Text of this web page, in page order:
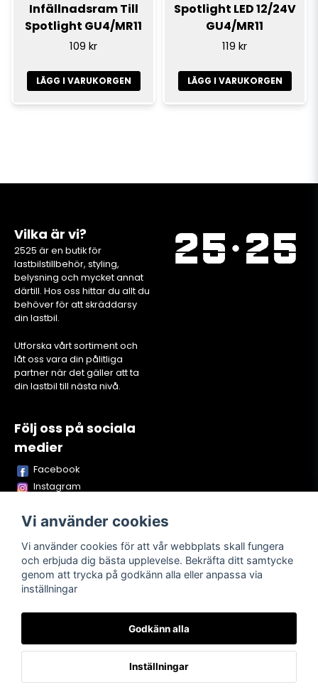
Infällnadsram Till
Spotlight GU4/MR11
109 kr
LÄGG I VARUKORGEN
Spotlight LED 12/24V
GU4/MR11
119 kr
LÄGG I VARUKORGEN
Vilka är vi?
2525 är en butik för
lastbilstillbehör, styling,
belysning och mycket annat
därtill. Hos oss hittar du allt du
behöver för att skräddarsy
din lastbil.
Utforska vårt sortiment och
låt oss vara din pålitliga
partner när det gäller att ta
din lastbil till nästa nivå.
Följ oss på sociala
medier
Facebook
Instagram
TikTok
Köpvillkor Kontakta oss Om oss
Vi använder cookies
Vi använder cookies för att vår webbplats skall fungera
och erbjuda dig bästa upplevelse. Bekräfta ditt samtycke
genom att trycka på godkänn alla eller anpassa via
inställningar
Godkänn alla
Inställningar